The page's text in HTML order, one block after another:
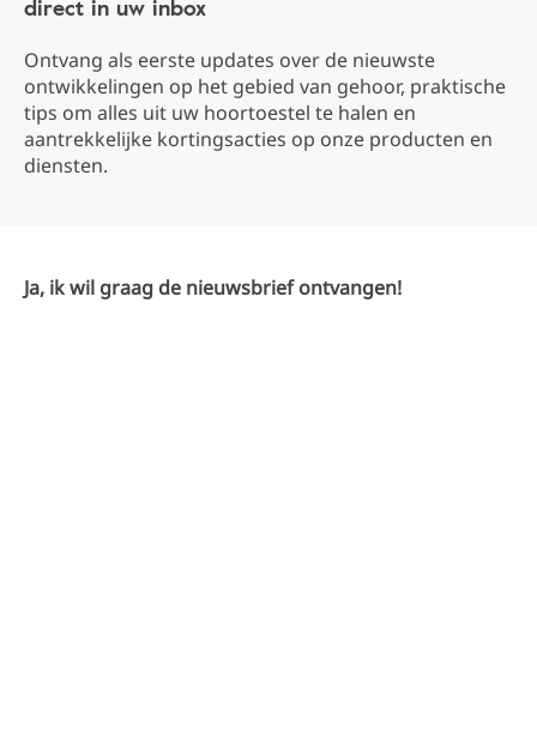
direct in uw inbox
Ontvang als eerste updates over de nieuwste
ontwikkelingen op het gebied van gehoor, praktische
tips om alles uit uw hoortoestel te halen en
aantrekkelijke kortingsacties op onze producten en
diensten.
Ja, ik wil graag de nieuwsbrief ontvangen!